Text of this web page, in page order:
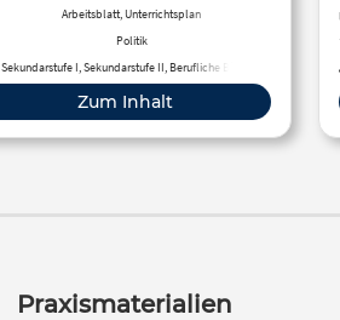
dürfen, wird in dieser
Unterrichtseinheit behandelt.
Arbeitsblatt, Unterrichtsplan
Politik
Sekundarstufe I, Sekundarstufe II, Berufliche Bildung
Zum Inhalt
Praxismaterialien